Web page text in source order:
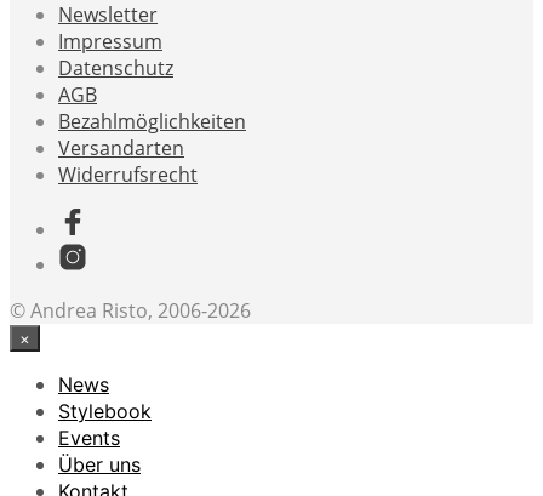
Newsletter
Impressum
Datenschutz
AGB
Bezahlmöglichkeiten
Versandarten
Widerrufsrecht
© Andrea Risto, 2006-2026
×
News
Stylebook
Events
Über uns
Kontakt